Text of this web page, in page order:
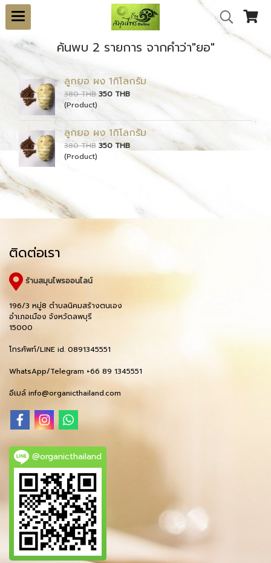
ค้นพบ 2 รายการ จากคำว่า"ยอ"
ลูกยอ ผง 1กิโลกรัม
380 THB 350 THB
(Product)
ลูกยอ ผง 1กิโลกรัม
380 THB 350 THB
(Product)
ติดต่อเรา
ร้านสมุนไพรออนไลน์
196/3 หมู่8 ตำบลนิคมสร้างตนเอง
อำเภอเมือง จังหวัดลพบุรี
15000
โทรศัพท์/LINE id. 0891345551
WhatsApp/Telegram +66 89 1345551
อีเมล์ info@organicthailand.com
@organicthailand